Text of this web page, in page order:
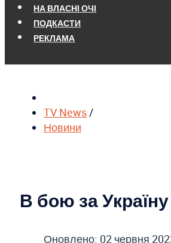
НА ВЛАСНІ ОЧІ
ПОДКАСТИ
РЕКЛАМА
TV News /
Новини
В бою за
Оновлено: 02 червня